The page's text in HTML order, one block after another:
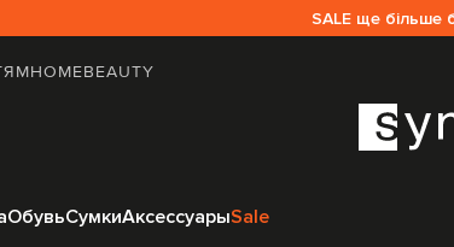
SALE ще більше
HOMEBEAUTY
ОбувьСумкиАксессуарыSale